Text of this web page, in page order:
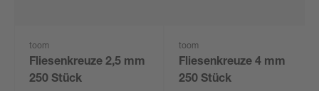
toom
Fliesenkreuze 2,5 mm
250 Stück
toom
Fliesenkreuze 4 mm
250 Stück